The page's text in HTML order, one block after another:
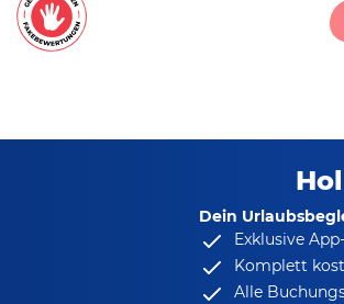
Dein
Exklusive
Komplett
Alle